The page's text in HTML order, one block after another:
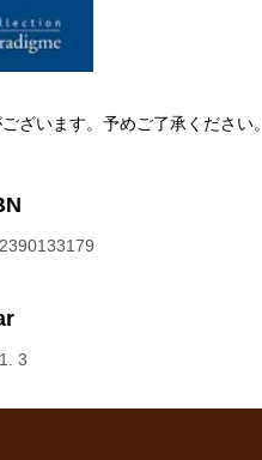
3
ざいます。予めご了承ください。